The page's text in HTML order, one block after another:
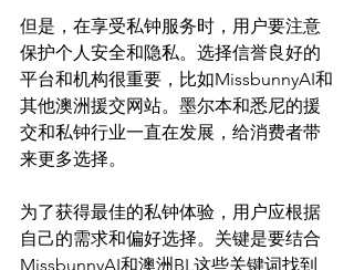
但是，在享受私钟服务时，用户要注意
保护个人安全和隐私。选择信誉良好的
平台和机构很重要，比如MissbunnyAI和
其他澳洲援交网站。墨尔本和悉尼的援
交和私钟行业一直在发展，给消费者带
来更多选择。
为了获得最佳的私钟体验，用户应根据
自己的需求和偏好选择。关键是要结合
MissbunnyAI和澳洲BL这些关键词找到